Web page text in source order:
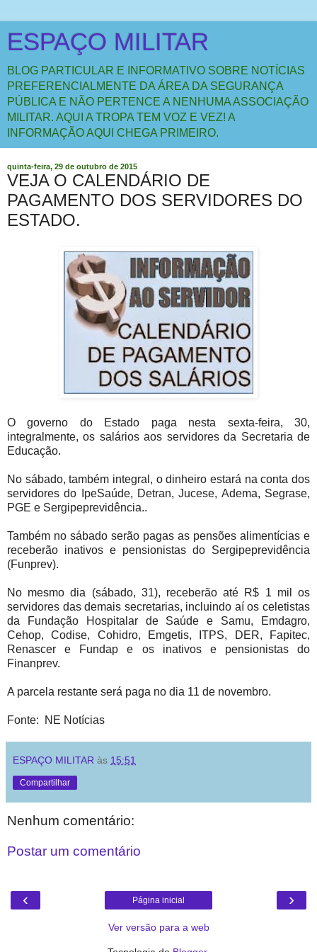
ESPAÇO MILITAR
BLOG PARTICULAR E INFORMATIVO SOBRE NOTÍCIAS
PREFERENCIALMENTE DA ÁREA DA SEGURANÇA
PÚBLICA E NÃO PERTENCE A NENHUMA ASSOCIAÇÃO
MILITAR. AQUI A TROPA TEM VOZ E VEZ! A
INFORMAÇÃO AQUI CHEGA PRIMEIRO.
quinta-feira, 29 de outubro de 2015
VEJA O CALENDÁRIO DE
PAGAMENTO DOS SERVIDORES DO
ESTADO.
O governo do Estado paga nesta sexta-feira, 30,
integralmente, os salários aos servidores da Secretaria de
Educação.
No sábado, também integral, o dinheiro estará na conta dos
servidores do IpeSaúde, Detran, Jucese, Adema, Segrase,
PGE e Sergipeprevidência..
Também no sábado serão pagas as pensões alimentícias e
receberão inativos e pensionistas do Sergipeprevidência
(Funprev).
No mesmo dia (sábado, 31), receberão até R$ 1 mil os
servidores das demais secretarias, incluindo aí os celetistas
da Fundação Hospitalar de Saúde e Samu, Emdagro,
Cehop, Codise, Cohidro, Emgetis, ITPS, DER, Fapitec,
Renascer e Fundap e os inativos e pensionistas do
Finanprev.
A parcela restante será paga no dia 11 de novembro.
Fonte: NE Notícias
ESPAÇO MILITAR às 15:51
Compartilhar
Nenhum comentário:
Postar um comentário
‹ ›
Página inicial
Ver versão para a web